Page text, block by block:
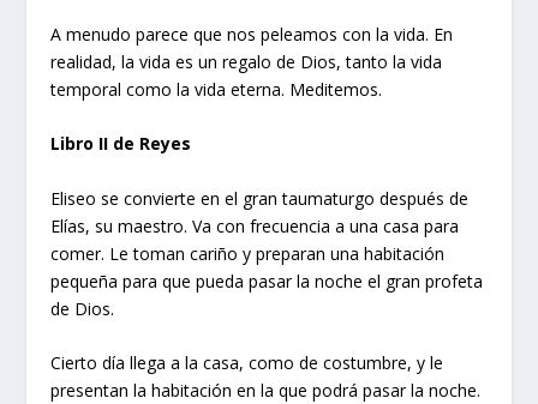
A menudo parece que nos peleamos con la vida. En
realidad, la vida es un regalo de Dios, tanto la vida
temporal como la vida eterna. Meditemos.
Libro II de Reyes
Eliseo se convierte en el gran taumaturgo después de
Elías, su maestro. Va con frecuencia a una casa para
comer. Le toman cariño y preparan una habitación
pequeña para que pueda pasar la noche el gran profeta
de Dios.
Cierto día llega a la casa, como de costumbre, y le
presentan la habitación en la que podrá pasar la noche.